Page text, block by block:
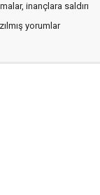
inançlara saldırı
yorumlar